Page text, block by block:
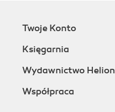
Twoje Konto
Księgarnia
Wydawnictwo Helion
Współpraca